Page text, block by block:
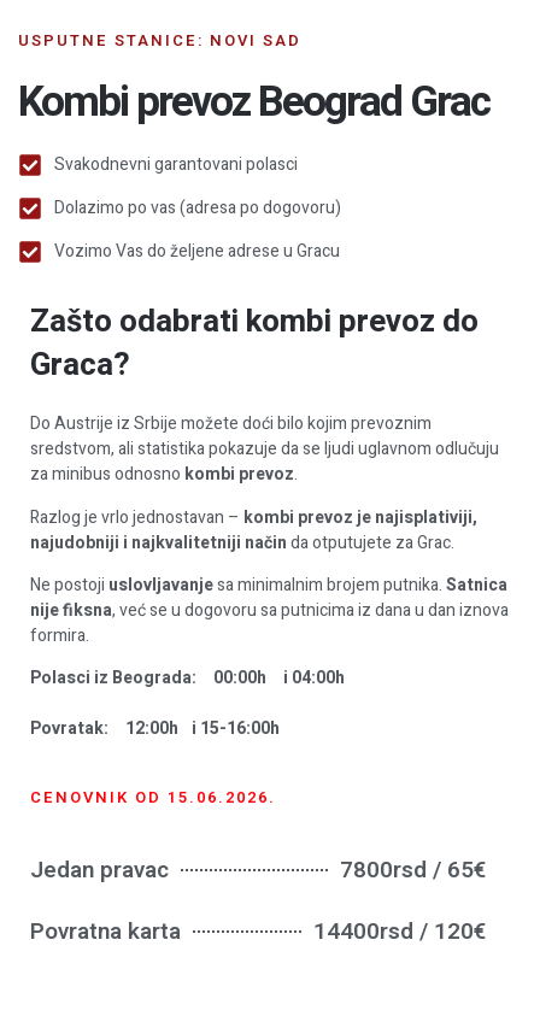
USPUTNE STANICE: NOVI SAD
Kombi prevoz Beograd Grac
Svakodnevni garantovani polasci
Dolazimo po vas (adresa po dogovoru)
Vozimo Vas do željene adrese u Gracu
Zašto odabrati kombi prevoz do
Graca?
Do Austrije iz Srbije možete doći bilo kojim prevoznim
sredstvom, ali statistika pokazuje da se ljudi uglavnom odlučuju
za minibus odnosno kombi prevoz.
Razlog je vrlo jednostavan – kombi prevoz je najisplativiji,
najudobniji i najkvalitetniji načinda otputujete za Grac.
Ne postoji uslovljavanjesa minimalnim brojem putnika.Satnica
nije fiksna, već se u dogovoru sa putnicima iz dana u dan iznova
formira.
Polasci iz Beograda: 00:00h i 04:00h
Povratak: 12:00h i 15-16:00h
CENOVNIK OD 15.06.2026.
Jedan pravac
7800rsd / 65€
Povratna karta
14400rsd / 120€